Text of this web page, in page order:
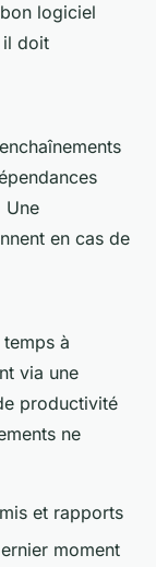
logiciel
il doit
Une
en cas de
à
via une
productivité
ne
et rapports
moment